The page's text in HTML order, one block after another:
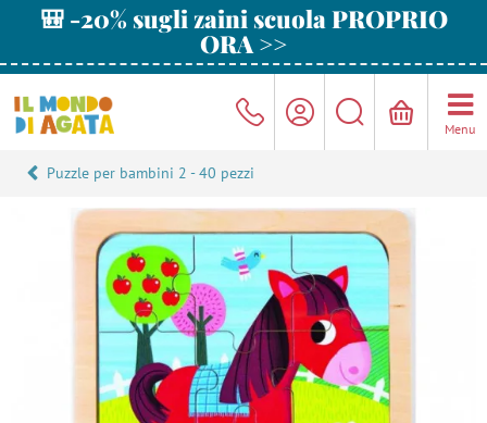
🎒 -20% sugli zaini scuola PROPRIO
ORA >>
Menu
Puzzle per bambini 2 - 40 pezzi